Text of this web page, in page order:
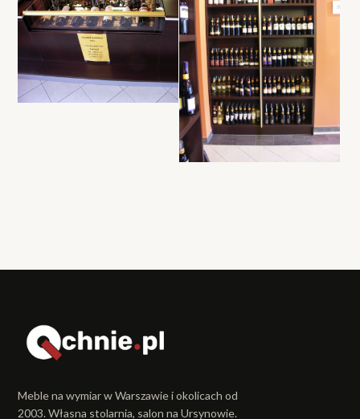
Meble na wymiar w Warszawie i okolicach od
2003. Własna stolarnia, salon na Ursynowie.